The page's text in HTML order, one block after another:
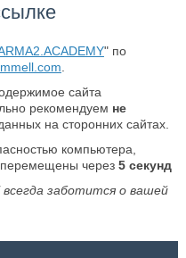
" по
сайта
рекомендуем не
на сторонних сайтах.
компьютера,
перемещены через 5секунд
всегда заботится о вашей